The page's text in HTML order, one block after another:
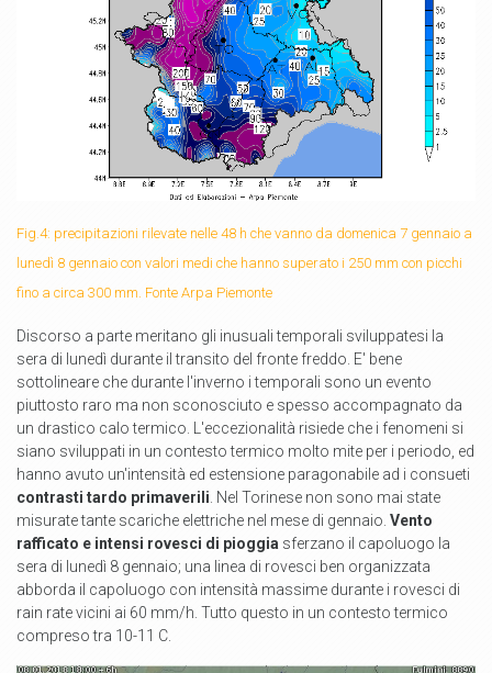
Fig.4: precipitazioni rilevate nelle 48 h che vanno da domenica 7 gennaio a
lunedì 8 gennaio con valori medi che hanno superato i 250 mm con picchi
fino a circa 300 mm. Fonte Arpa Piemonte
Discorso a parte meritano gli inusuali temporali sviluppatesi la
sera di lunedì durante il transito del fronte freddo. E' bene
sottolineare che durante l'inverno i temporali sono un evento
piuttosto raro ma non sconosciuto e spesso accompagnato da
un drastico calo termico. L'eccezionalità risiede che i fenomeni si
siano sviluppati in un contesto termico molto mite per i periodo, ed
hanno avuto un'intensità ed estensione paragonabile ad i consueti
contrasti tardo primaverili. Nel Torinese non sono mai state
misurate tante scariche elettriche nel mese di gennaio. Vento
rafficato e intensi rovesci di pioggia sferzano il capoluogo la
sera di lunedì 8 gennaio; una linea di rovesci ben organizzata
abborda il capoluogo con intensità massime durante i rovesci di
rain rate vicini ai 60 mm/h. Tutto questo in un contesto termico
compreso tra 10-11 C.